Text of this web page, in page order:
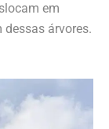
em
árvores.